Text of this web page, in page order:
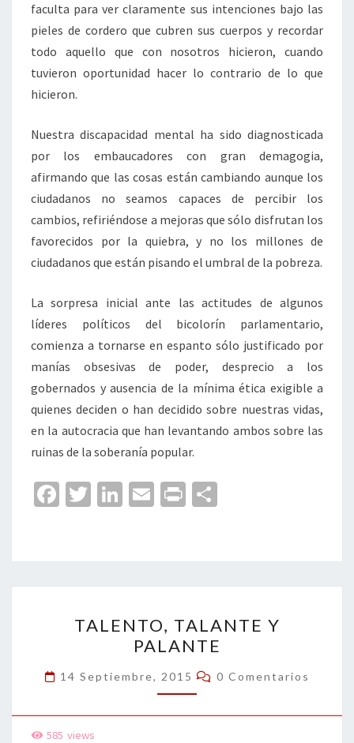
faculta para ver claramente sus intenciones bajo las
pieles de cordero que cubren sus cuerpos y recordar
todo aquello que con nosotros hicieron, cuando
tuvieron oportunidad hacer lo contrario de lo que
hicieron.
Nuestra discapacidad mental ha sido diagnosticada
por los embaucadores con gran demagogia,
afirmando que las cosas están cambiando aunque los
ciudadanos no seamos capaces de percibir los
cambios, refiriéndose a mejoras que sólo disfrutan los
favorecidos por la quiebra, y no los millones de
ciudadanos que están pisando el umbral de la pobreza.
La sorpresa inicial ante las actitudes de algunos
líderes políticos del bicolorín parlamentario,
comienza a tornarse en espanto sólo justificado por
manías obsesivas de poder, desprecio a los
gobernados y ausencia de la mínima ética exigible a
quienes deciden o han decidido sobre nuestras vidas,
en la autocracia que han levantando ambos sobre las
ruinas de la soberanía popular.
Fa
o
o
T
er
Li
dI
n
E
l
Pr
p
ar
tir
TALANTE
Y
PALANTE
TALENTO, TALANTE Y
PALANTE
14 Septiembre, 2015 Comentarios
0 Comentarios
585 views